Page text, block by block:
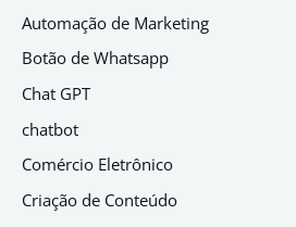
Automação de Marketing
Botão de Whatsapp
Chat GPT
chatbot
Comércio Eletrônico
Criação de Conteúdo